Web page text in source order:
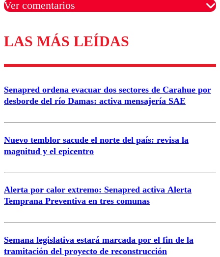
Ver comentarios
Los comentarios son moderados para garantizar un
diálogo respetuoso.
Correo
LAS MÁS LEÍDAS
Senapred ordena evacuar dos sectores de Carahue por
desborde del río Damas: activa mensajería SAE
Nuevo temblor sacude el norte del país: revisa la
magnitud y el epicentro
Alerta por calor extremo: Senapred activa Alerta
Temprana Preventiva en tres comunas
Semana legislativa estará marcada por el fin de la
tramitación del proyecto de reconstrucción